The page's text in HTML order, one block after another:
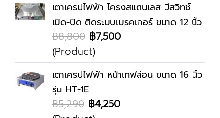
เตาเครปไฟฟ้า โครงสแตนเลส มีสวิทช์
เปิด-ปิด ติดระบบเบรคเกอร์ ขนาด 12 นิ้ว
฿8,800 ฿7,500
(Product)
เตาเครปไฟฟ้า หน้าเทฟล่อน ขนาด 16 นิ้ว
รุ่น HT-1E
฿5,290 ฿4,250